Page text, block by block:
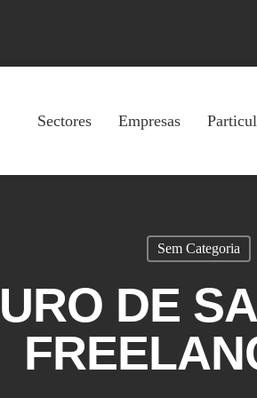
Sectores Empresas
Sem Categoria
DE